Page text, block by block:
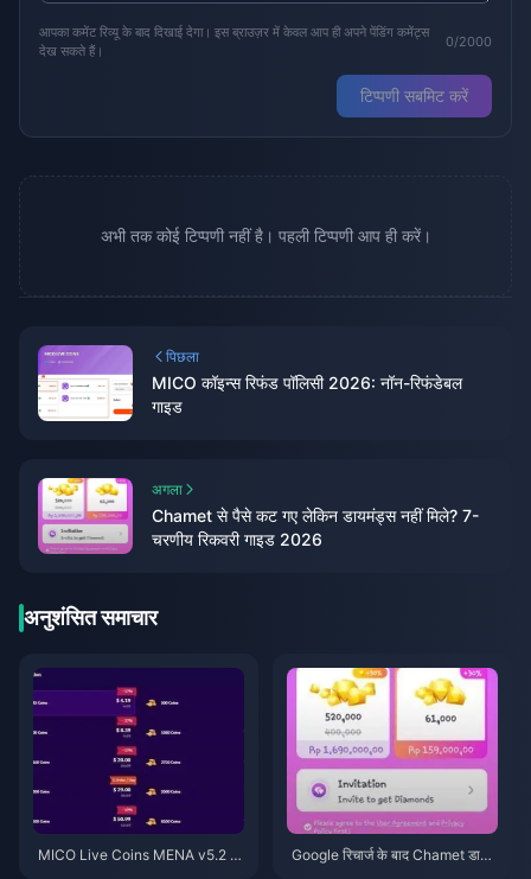
आपका कमेंट रिव्यू के बाद दिखाई देगा। इस ब्राउज़र में केवल आप ही अपने पेंडिंग कमेंट्स
देख सकते हैं।
0/2000
टिप्पणी सबमिट करें
अभी तक कोई टिप्पणी नहीं है। पहली टिप्पणी आप ही करें।
पिछला
MICO कॉइन्स रिफंड पॉलिसी 2026: नॉन-रिफंडेबल
गाइड
अगला
Chamet से पैसे कट गए लेकिन डायमंड्स नहीं मिले? 7-
चरणीय रिकवरी गाइड 2026
अनुशंसित समाचार
MICO Live Coins MENA v5.2 के
Google रिचार्ज के बाद Chamet डाय